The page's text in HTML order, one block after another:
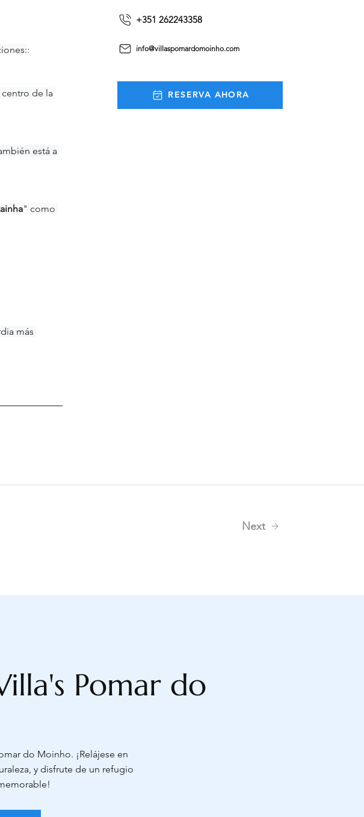
:
centro de la
está a
" como
más
+351 262243358
info@villaspomardomoinho.com
RESERVA AHORA
Next
Pomar do
do Moinho. ¡Relájese en
y disfrute de un refugio